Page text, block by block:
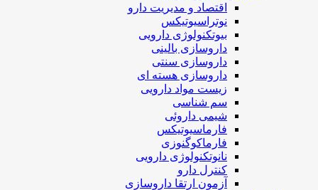
اقتصاد و مديريت دارو
نوتراسیوتیکس
بيوتكنولوژی دارویی
داروسازی بالينی
داروسازی سنتی
داروسازی هسته ای
زیست مواد دارویی
سم شناسی
شيمی داروئی
فارماسيوتيكس
فارماكوگنوزی
نانوتکنولوژی دارویی
كنترل دارو
آزمون ارتقا داروسازی